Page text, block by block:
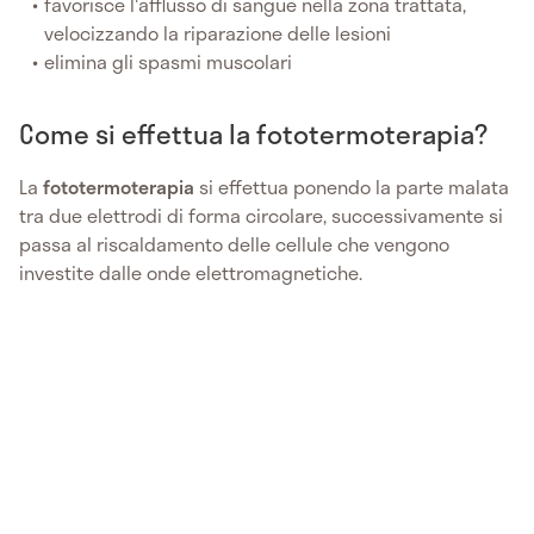
velocizzando la riparazione delle lesioni
elimina gli spasmi muscolari
Come si effettua la fototermoterapia?
La fototermoterapia si effettua ponendo la parte malata
tra due elettrodi di forma circolare, successivamente si
passa al riscaldamento delle cellule che vengono
investite dalle onde elettromagnetiche.